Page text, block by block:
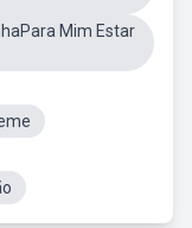
Mim Estar